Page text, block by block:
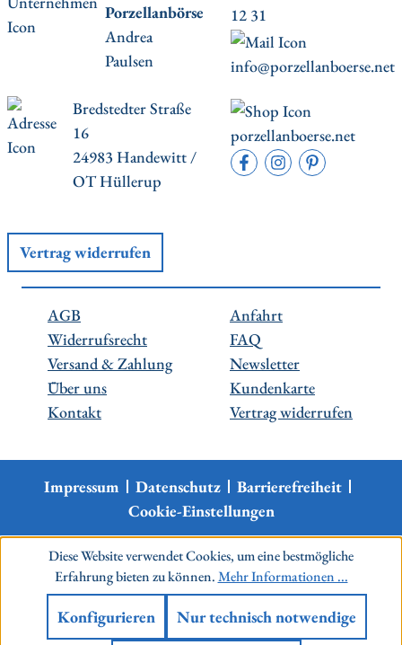
Porzellanbörse
Andrea
Paulsen
12 31
info@porzellanboerse.net
Bredstedter Straße
16
24983 Handewitt /
OT Hüllerup
porzellanboerse.net
Vertrag widerrufen
AGB
Widerrufsrecht
Versand & Zahlung
Über uns
Kontakt
Anfahrt
FAQ
Newsletter
Kundenkarte
Vertrag widerrufen
Impressum Datenschutz
Barrierefreiheit
Cookie-Einstellungen
Diese Website verwendet Cookies, um eine bestmögliche
Erfahrung bieten zu können.Mehr Informationen ...
Nur technisch notwendige
Konfigurieren